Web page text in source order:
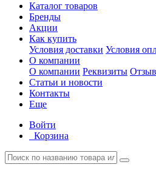
Каталог товаров
Бренды
Акции
Как купить
Условия доставки Условия
О компании
О компании Реквизиты
Статьи и новости
Контакты
Еще
Войти
Корзина